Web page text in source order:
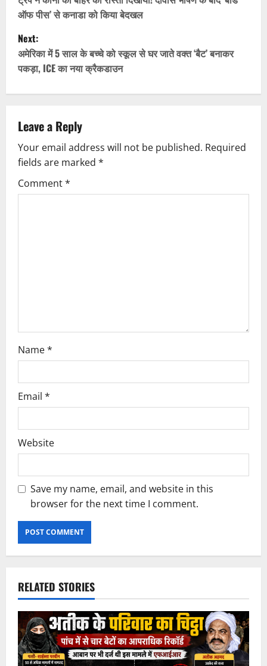
s
t
n
v
i
g
ऑफ पीस’ से कनाडा को किया बेदखल
Next:
अमेरिका में 5 साल के बच्चे को स्कूल से घर जाते वक्त ‘बैट’ बनाकर
पकड़ा, ICE का नया क्रैकडाउन
Leave a Reply
Your email address will not be published. Required
fields are marked *
Comment*
Name*
Email *
Website
Save my name, email, and website in this
browser for the next time I comment.
RELATED STORIES